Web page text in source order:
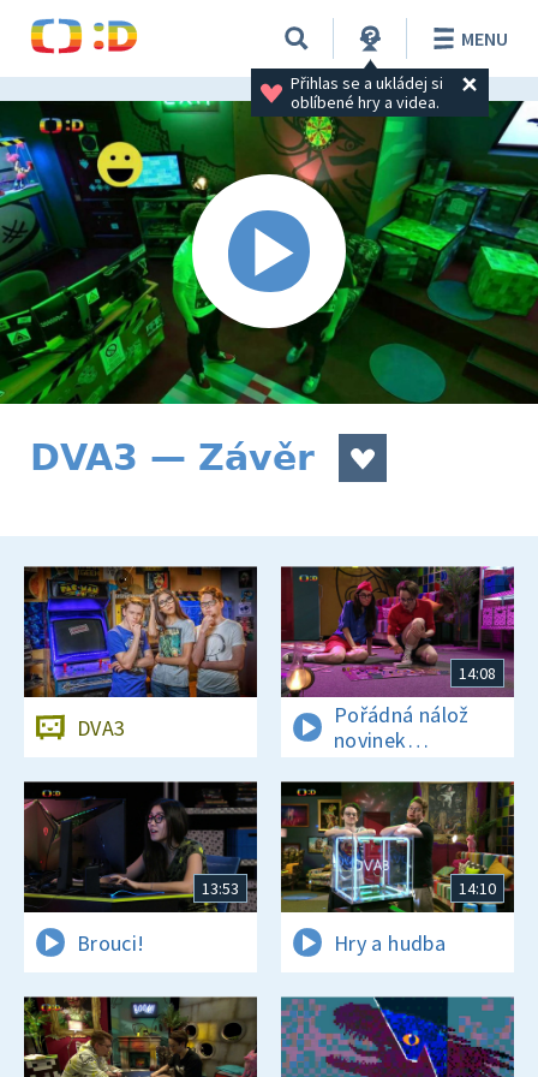
Přihlas se a ukládej si
oblíbené hry a videa.
MENU
DVA3 — Závěr
DVA3
14:08
Pořádná nálož
novinek
a zajímavostí
13:53
Brouci!
14:10
Hry a hudba